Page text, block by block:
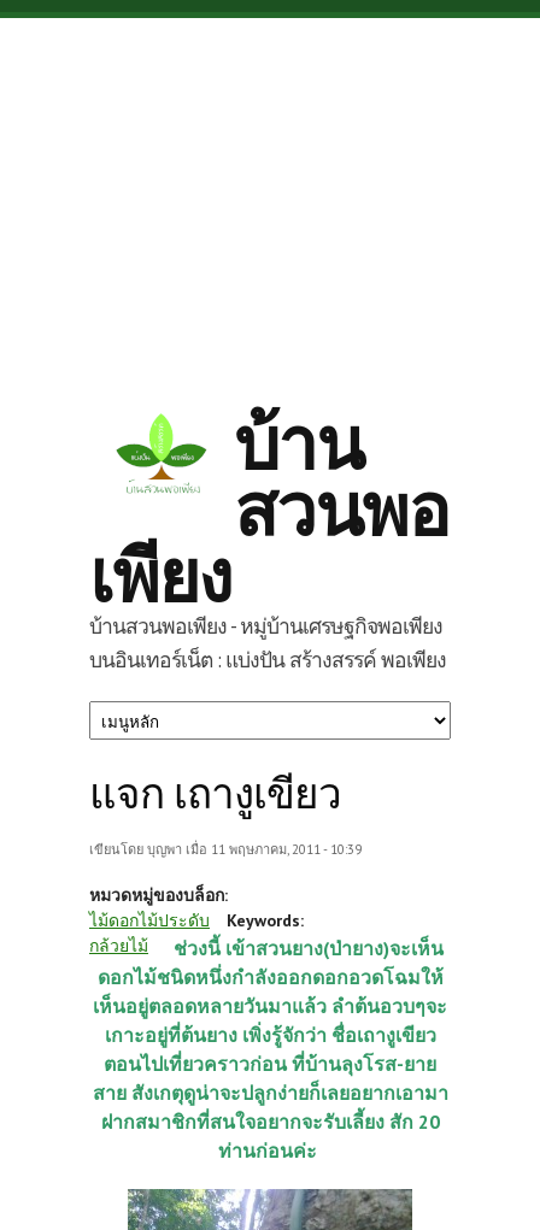
Skip to main content
บ้าน
สวนพอ
เพียง
บ้านสวนพอเพียง - หมู่บ้านเศรษฐกิจพอเพียง
บนอินเทอร์เน็ต : แบ่งปัน สร้างสรรค์ พอเพียง
แจก เถางูเขียว
เขียนโดย บุญพา เมื่อ 11 พฤษภาคม, 2011 - 10:39
หมวดหมู่ของบล็อก:
ไม้ดอกไม้ประดับ
Keywords:
กล้วยไม้
ช่วงนี้ เข้าสวนยาง(ป่ายาง)จะเห็น
ดอกไม้ชนิดหนึ่งกำลังออกดอกอวดโฉมให้
เห็นอยู่ตลอดหลายวันมาแล้ว ลำต้นอวบๆจะ
เกาะอยู่ที่ต้นยาง เพิ่งรู้จักว่า ชื่อเถางูเขียว
ตอนไปเที่ยวคราวก่อน ที่บ้านลุงโรส-ยาย
สาย สังเกตุดูน่าจะปลูกง่ายก็เลยอยากเอามา
ฝากสมาชิกที่สนใจอยากจะรับเลี้ยง สัก 20
ท่านก่อนค่ะ